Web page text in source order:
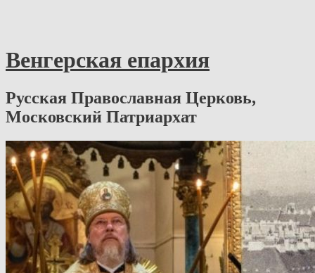
Венгерская епархия
Русская Православная Церковь,
Московский Патриархат